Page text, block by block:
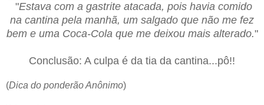
"Estava com a gastrite atacada, pois havia comido
na cantina pela manhã, um salgado que não me fez
bem e uma Coca-Cola que me deixou mais alterado."
Conclusão: A culpa é da tia da cantina...pô!!
(Dica do ponderão Anônimo)